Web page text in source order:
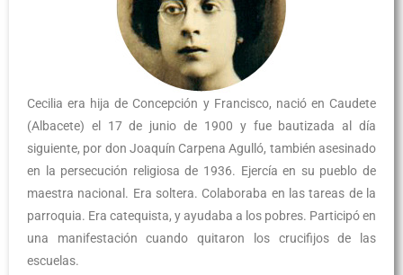
Cecilia era hija de Concepción y Francisco, nació en Caudete
(Albacete) el 17 de junio de 1900 y fue bautizada al día
siguiente, por don Joaquín Carpena Agulló, también asesinado
en la persecución religiosa de 1936. Ejercía en su pueblo de
maestra nacional. Era soltera. Colaboraba en las tareas de la
parroquia. Era catequista, y ayudaba a los pobres. Participó en
una manifestación cuando quitaron los crucifijos de las
escuelas.